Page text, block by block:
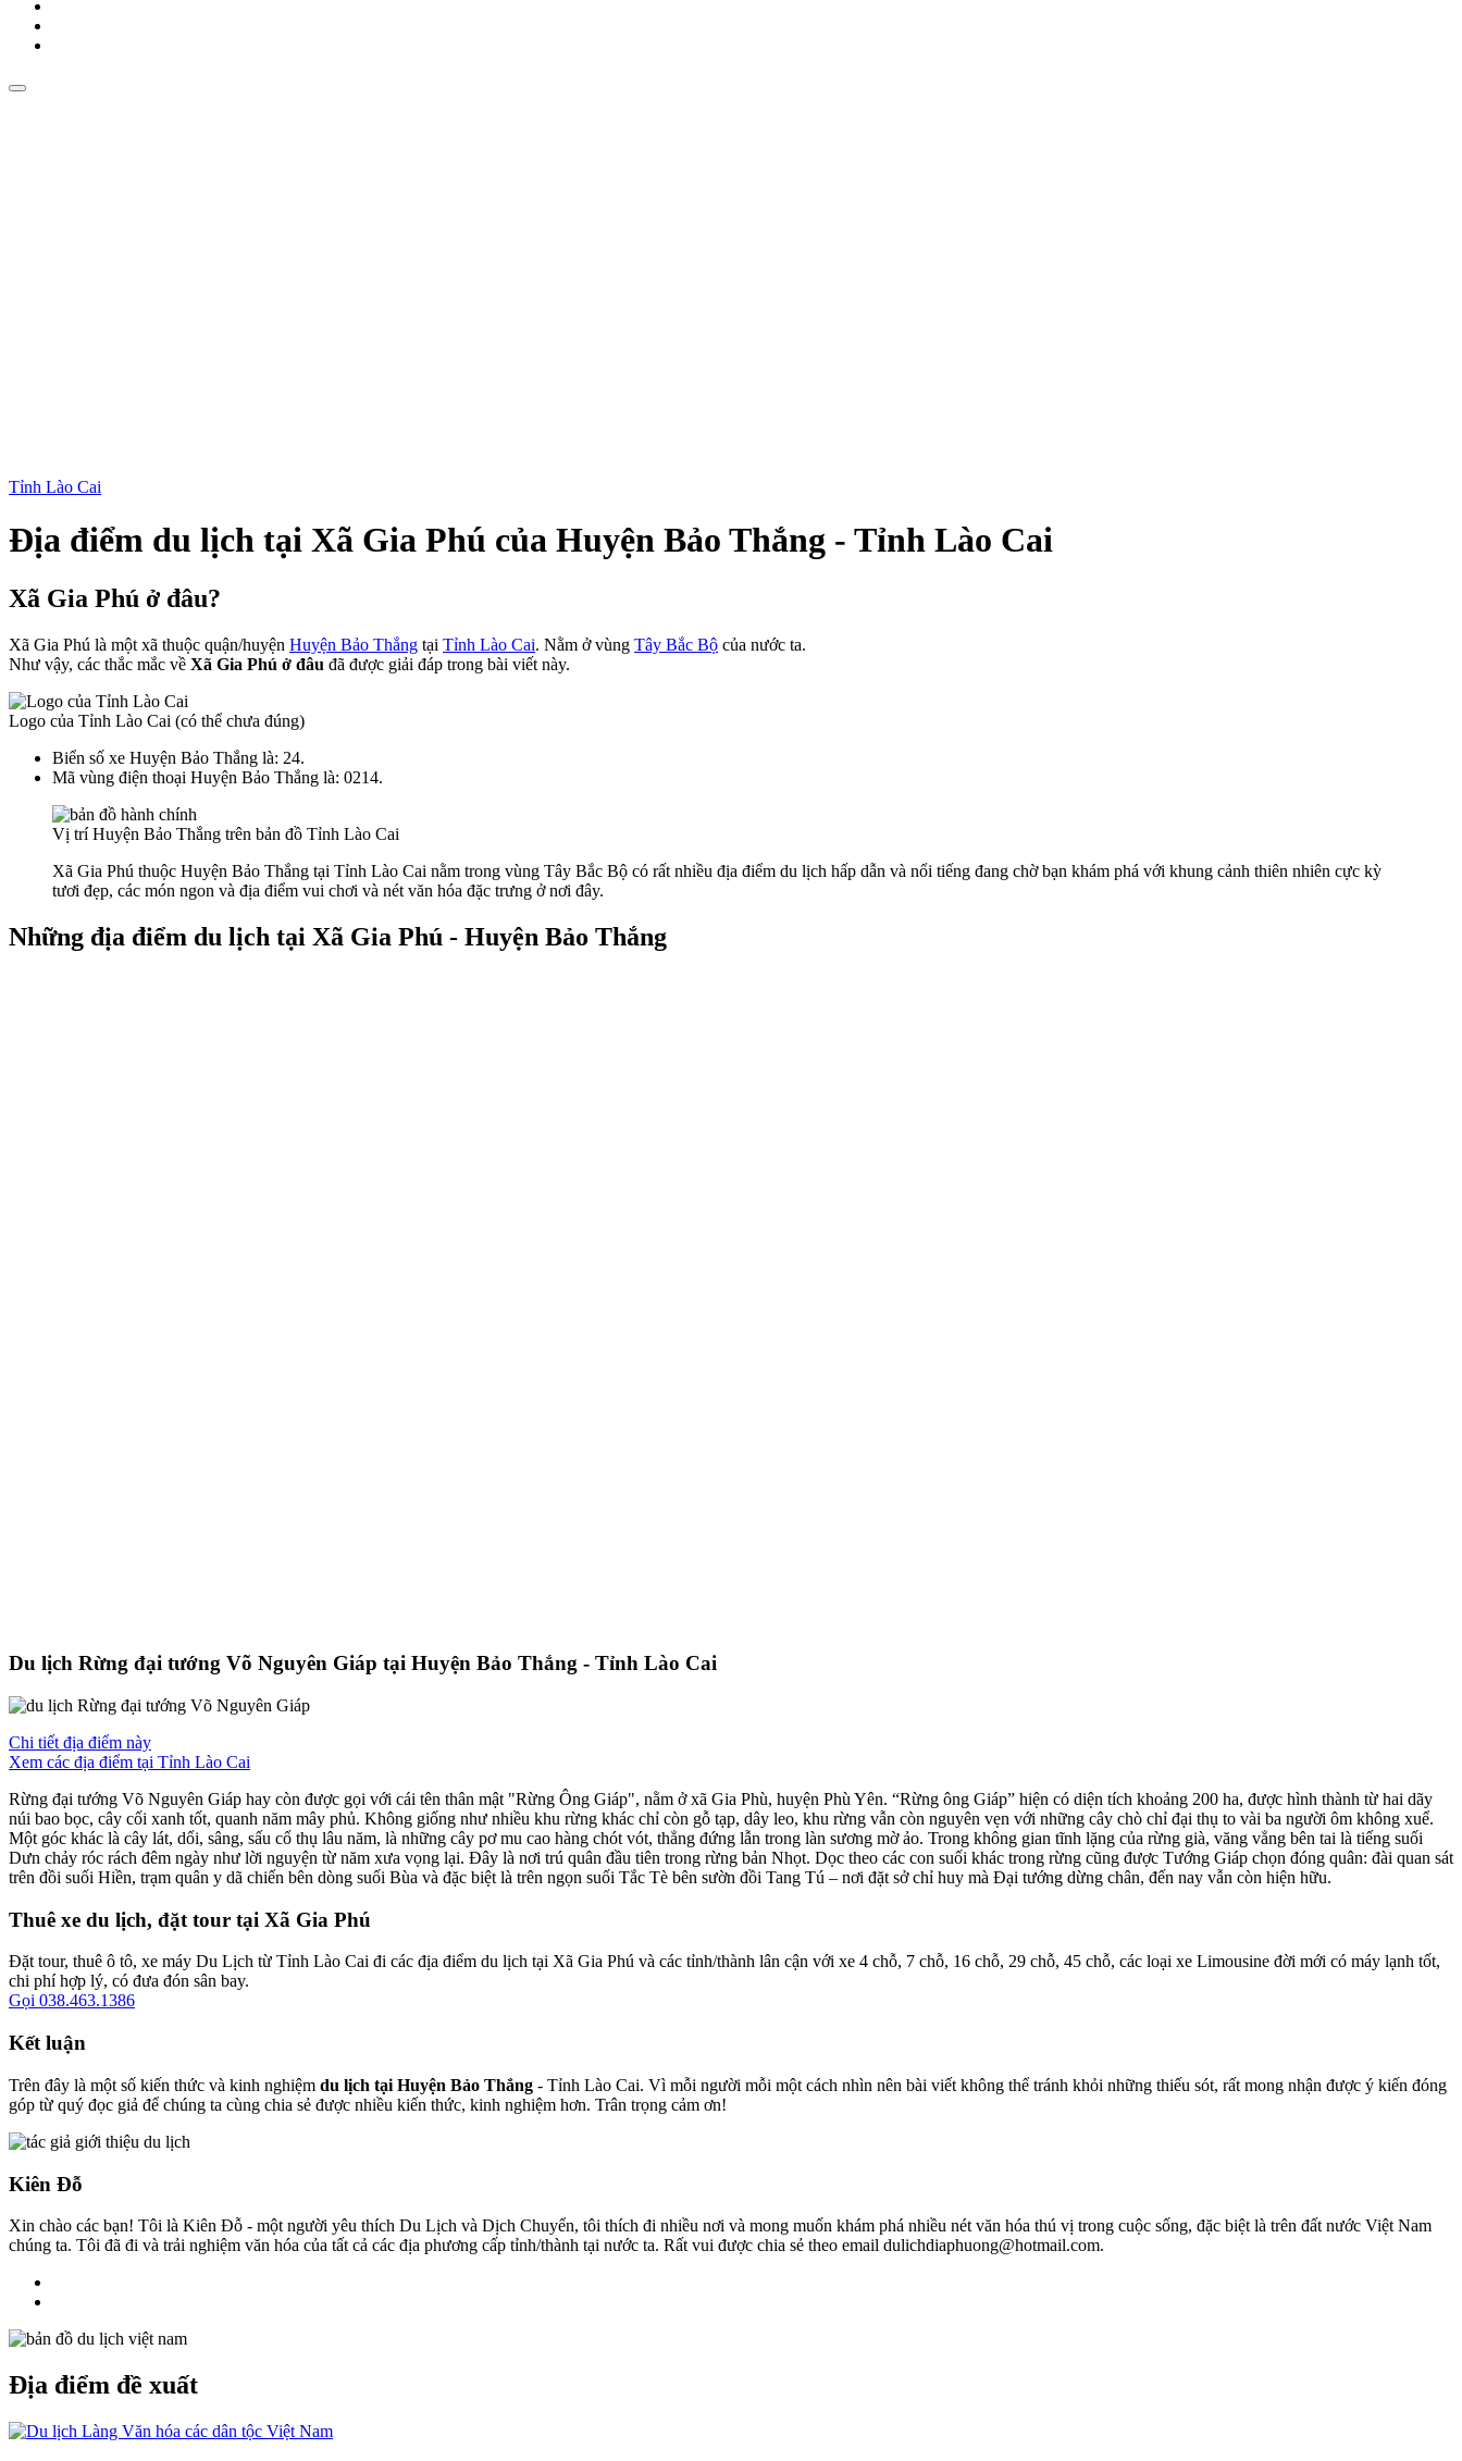
Tỉnh Lào Cai
Địa điểm du lịch tại Xã Gia Phú của Huyện Bảo Thắng - Tỉnh Lào Cai
Xã Gia Phú ở đâu?
Xã Gia Phú là một xã thuộc quận/huyện Huyện Bảo Thắng tại Tỉnh Lào Cai. Nằm ở vùng Tây Bắc Bộ của nước ta.
Như vậy, các thắc mắc về Xã Gia Phú ở đâu đã được giải đáp trong bài viết này.
Logo của Tỉnh Lào Cai (có thể chưa đúng)
Biển số xe Huyện Bảo Thắng là: 24.
Mã vùng điện thoại Huyện Bảo Thắng là: 0214.
Vị trí Huyện Bảo Thắng trên bản đồ Tỉnh Lào Cai
Xã Gia Phú thuộc Huyện Bảo Thắng tại Tỉnh Lào Cai nằm trong vùng Tây Bắc Bộ có rất nhiều địa điểm du lịch hấp dẫn và nổi tiếng đang chờ bạn khám phá với khung cảnh thiên nhiên cực kỳ
tươi đẹp, các món ngon và địa điểm vui chơi và nét văn hóa đặc trưng ở nơi đây.
Những địa điểm du lịch tại Xã Gia Phú - Huyện Bảo Thắng
Du lịch Rừng đại tướng Võ Nguyên Giáp tại Huyện Bảo Thắng - Tỉnh Lào Cai
Chi tiết địa điểm này
Xem các địa điểm tại Tỉnh Lào Cai
Rừng đại tướng Võ Nguyên Giáp hay còn được gọi với cái tên thân mật "Rừng Ông Giáp", nằm ở xã Gia Phù, huyện Phù Yên. “Rừng ông Giáp” hiện có diện tích khoảng 200 ha, được hình thành từ hai dãy
núi bao bọc, cây cối xanh tốt, quanh năm mây phủ. Không giống như nhiều khu rừng khác chỉ còn gỗ tạp, dây leo, khu rừng vẫn còn nguyên vẹn với những cây chò chỉ đại thụ to vài ba người ôm không xuể.
Một góc khác là cây lát, dổi, sâng, sấu cổ thụ lâu năm, là những cây pơ mu cao hàng chót vót, thẳng đứng lẫn trong làn sương mờ ảo. Trong không gian tĩnh lặng của rừng già, văng vẳng bên tai là tiếng suối
Dưn chảy róc rách đêm ngày như lời nguyện từ năm xưa vọng lại. Đây là nơi trú quân đầu tiên trong rừng bản Nhọt. Dọc theo các con suối khác trong rừng cũng được Tướng Giáp chọn đóng quân: đài quan sát
trên đồi suối Hiền, trạm quân y dã chiến bên dòng suối Bùa và đặc biệt là trên ngọn suối Tắc Tè bên sườn đồi Tang Tú – nơi đặt sở chỉ huy mà Đại tướng dừng chân, đến nay vẫn còn hiện hữu.
Thuê xe du lịch, đặt tour tại Xã Gia Phú
Đặt tour, thuê ô tô, xe máy Du Lịch từ Tỉnh Lào Cai đi các địa điểm du lịch tại Xã Gia Phú và các tỉnh/thành lân cận với xe 4 chỗ, 7 chỗ, 16 chỗ, 29 chỗ, 45 chỗ, các loại xe Limousine đời mới có máy lạnh tốt,
chi phí hợp lý, có đưa đón sân bay.
Gọi 038.463.1386
Kết luận
Trên đây là một số kiến thức và kinh nghiệm du lịch tại Huyện Bảo Thắng - Tỉnh Lào Cai. Vì mỗi người mỗi một cách nhìn nên bài viết không thể tránh khỏi những thiếu sót, rất mong nhận được ý kiến đóng
góp từ quý đọc giả để chúng ta cùng chia sẻ được nhiều kiến thức, kinh nghiệm hơn. Trân trọng cảm ơn!
Kiên Đỗ
Xin chào các bạn! Tôi là Kiên Đỗ - một người yêu thích Du Lịch và Dịch Chuyển, tôi thích đi nhiều nơi và mong muốn khám phá nhiều nét văn hóa thú vị trong cuộc sống, đặc biệt là trên đất nước Việt Nam
chúng ta. Tôi đã đi và trải nghiệm văn hóa của tất cả các địa phương cấp tỉnh/thành tại nước ta. Rất vui được chia sẻ theo email dulichdiaphuong@hotmail.com.
Địa điểm đề xuất